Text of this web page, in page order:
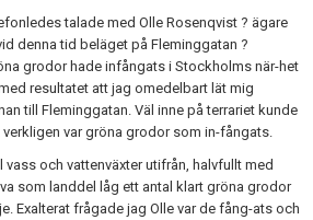
talade med Olle Rosenqvist ? ägare
denna tid beläget på Fleminggatan ?
grodor hade infångats i Stockholms när-het
resultatet att jag omedelbart lät mig
till Fleminggatan. Väl inne på terrariet kunde
var gröna grodor som in-fångats.
vass och vattenväxter utifrån, halvfullt med
som landdel låg ett antal klart gröna grodor
Exalterat frågade jag Olle var de fång-ats och